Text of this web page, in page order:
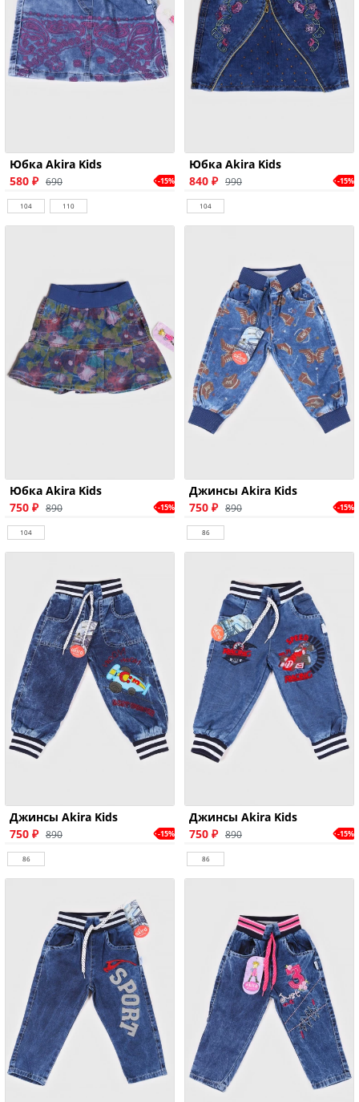
Юбка Akira Kids
580 ₽ 690 -15%
104 110
Юбка Akira Kids
840 ₽ 990 -15%
104
Юбка Akira Kids
750 ₽ 890 -15%
104
Джинсы Akira Kids
750 ₽ 890 -15%
86
Джинсы Akira Kids
750 ₽ 890 -15%
86
Джинсы Akira Kids
750 ₽ 890 -15%
86